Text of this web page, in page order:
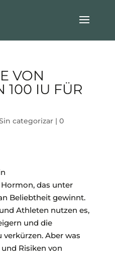
VON
100 IU FÜR
categorizar| 0
das unter
Beliebtheit gewinnt.
Athleten nutzen es,
und die
verkürzen. Aber was
Risiken von